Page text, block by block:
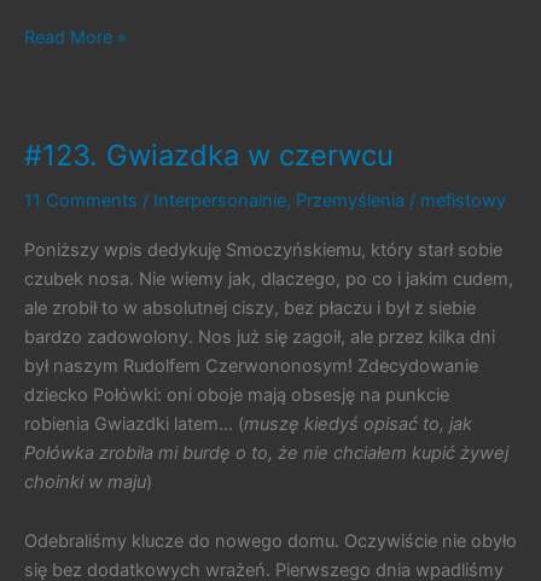
#129.
Read More »
#123. Gwiazdka w czerwcu
11 Comments / Interpersonalnie, Przemyślenia / mefistowy
Poniższy wpis dedykuję Smoczyńskiemu, który starł sobie
czubek nosa. Nie wiemy jak, dlaczego, po co i jakim cudem,
ale zrobił to w absolutnej ciszy, bez płaczu i był z siebie
bardzo zadowolony. Nos już się zagoił, ale przez kilka dni
był naszym Rudolfem Czerwononosym! Zdecydowanie
dziecko Połówki: oni oboje mają obsesję na punkcie
robienia Gwiazdki latem… (muszę kiedyś opisać to, jak
Połówka zrobiła mi burdę o to, że nie chciałem kupić żywej
choinki w maju)
Odebraliśmy klucze do nowego domu. Oczywiście nie obyło
się bez dodatkowych wrażeń. Pierwszego dnia wpadliśmy